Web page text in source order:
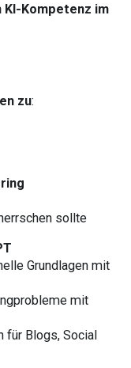
Kompetenz im
zu:
sollte
Grundlagen mit
mit
für Blogs, Social